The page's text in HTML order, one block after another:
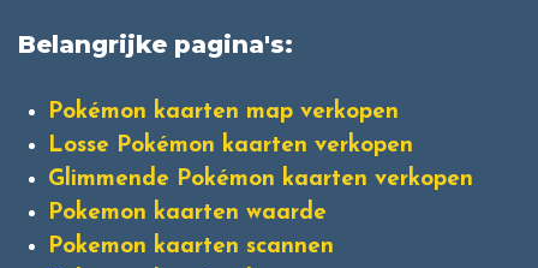
Belangrijke pagina's:
Pokémon kaarten map verkopen
Losse Pokémon kaarten verkopen
Glimmende Pokémon kaarten verkopen
Pokemon kaarten waarde
Pokemon kaarten scannen